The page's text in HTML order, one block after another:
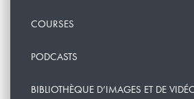
COURSES
PODCASTS
BIBLIOTHÈQUE D’IMAGES ET DE